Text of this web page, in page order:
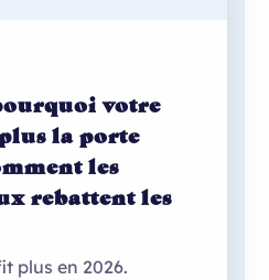
votre
plus la porte
les
rebattent les
plus en 2026.